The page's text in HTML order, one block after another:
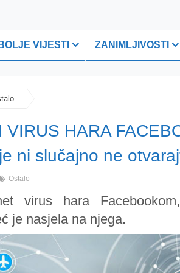
VIJESTI ZANIMLJIVOSTI
VIRUS HARA
ni slučajno ne
Ostalo
virus hara
je nasjela na njega.